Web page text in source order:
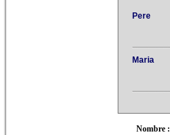
Pere
Maria
Nombre :